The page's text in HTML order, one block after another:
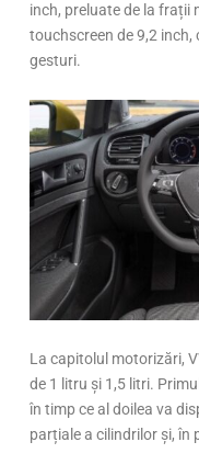
inch, preluate de la frații
touchscreen de 9,2
gesturi.
La capitolul motorizări,
de 1 litru și 1,5 litri.
în timp ce al doilea va
parțiale a cilindrilor și, în